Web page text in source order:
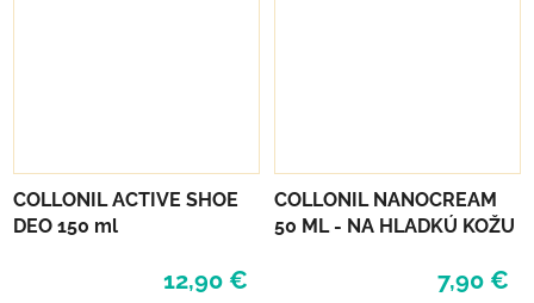
COLLONIL ACTIVE SHOE
DEO 150 ml
12,90 €
COLLONIL NANOCREAM
50 ML - NA HLADKÚ KOŽU
7,90 €